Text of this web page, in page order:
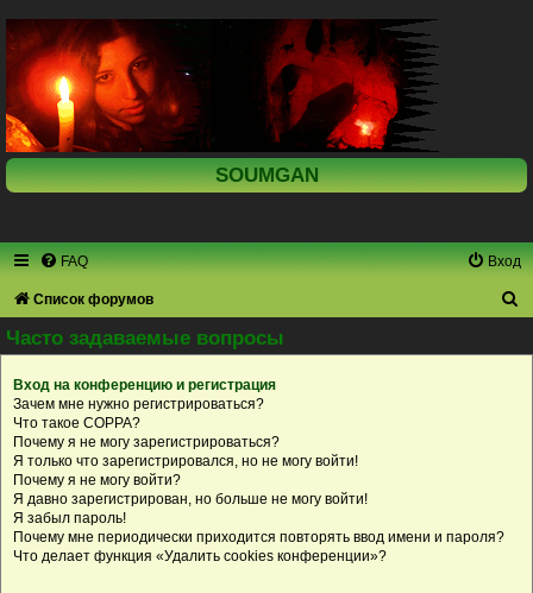
SOUMGAN
FAQ Вход
Список форумов
и
Часто задаваемые вопросы
Вход на конференцию и регистрация
Зачем мне нужно регистрироваться?
Что такое COPPA?
Почему я не могу зарегистрироваться?
Я только что зарегистрировался, но не могу войти!
Почему я не могу войти?
Я давно зарегистрирован, но больше не могу войти!
Я забыл пароль!
Почему мне периодически приходится повторять ввод имени и пароля?
Что делает функция «Удалить cookies конференции»?